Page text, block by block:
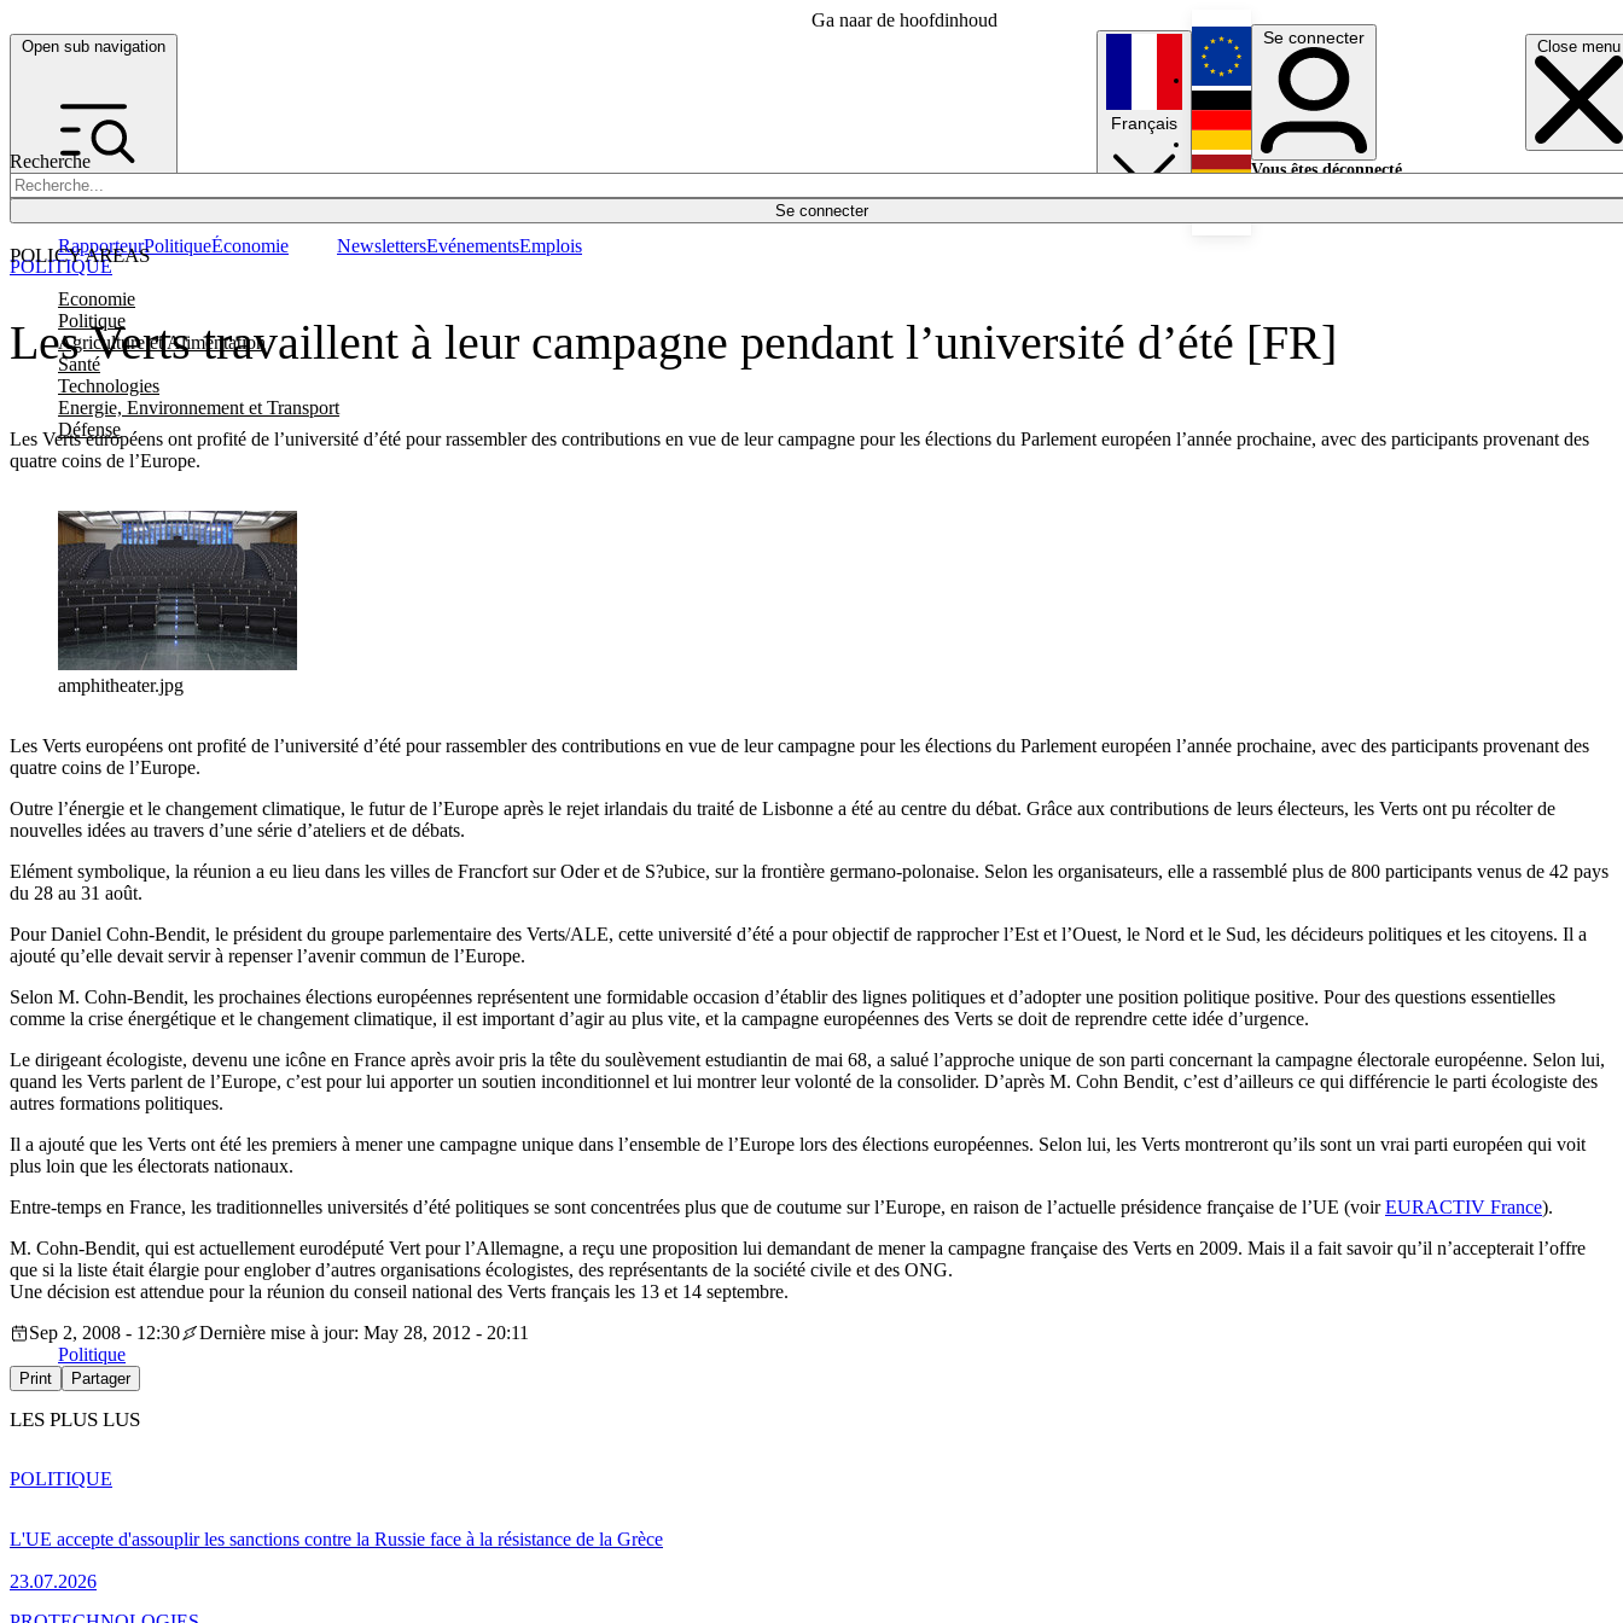
Ga naar de hoofdinhoud
Open sub navigation Close menu
Recherche
Se connecter
POLICY AREAS
Economie
Politique
Agriculture et Alimentation
Santé
Technologies
Energie, Environnement et Transport
Défense
RapporteurPolitiqueÉconomie NewslettersEvénementsEmplois
Français
English
Deutsch
Se connecter
Vous êtes déconnecté.
Les Verts travaillent à leur campagne pendant l’université d’été [FR]
Les Verts européens ont profité de l’université d’été pour rassembler des contributions en vue de leur campagne pour les élections du Parlement européen l’année prochaine, avec des participants provenant des
quatre coins de l’Europe.
POLITIQUE
amphitheater.jpg
Les Verts européens ont profité de l’université d’été pour rassembler des contributions en vue de leur campagne pour les élections du Parlement européen l’année prochaine, avec des participants provenant des
quatre coins de l’Europe.
Outre l’énergie et le changement climatique, le futur de l’Europe après le rejet irlandais du traité de Lisbonne a été au centre du débat. Grâce aux contributions de leurs électeurs, les Verts ont pu récolter de
nouvelles idées au travers d’une série d’ateliers et de débats.
Elément symbolique, la réunion a eu lieu dans les villes de Francfort sur Oder et de S?ubice, sur la frontière germano-polonaise. Selon les organisateurs, elle a rassemblé plus de 800 participants venus de 42 pays
du 28 au 31 août.
Pour Daniel Cohn-Bendit, le président du groupe parlementaire des Verts/ALE, cette université d’été a pour objectif de rapprocher l’Est et l’Ouest, le Nord et le Sud, les décideurs politiques et les citoyens. Il a
ajouté qu’elle devait servir à repenser l’avenir commun de l’Europe.
Selon M. Cohn-Bendit, les prochaines élections européennes représentent une formidable occasion d’établir des lignes politiques et d’adopter une position politique positive. Pour des questions essentielles
comme la crise énergétique et le changement climatique, il est important d’agir au plus vite, et la campagne européennes des Verts se doit de reprendre cette idée d’urgence.
Le dirigeant écologiste, devenu une icône en France après avoir pris la tête du soulèvement estudiantin de mai 68, a salué l’approche unique de son parti concernant la campagne électorale européenne. Selon lui,
quand les Verts parlent de l’Europe, c’est pour lui apporter un soutien inconditionnel et lui montrer leur volonté de la consolider. D’après M. Cohn Bendit, c’est d’ailleurs ce qui différencie le parti écologiste des
autres formations politiques.
Il a ajouté que les Verts ont été les premiers à mener une campagne unique dans l’ensemble de l’Europe lors des élections européennes. Selon lui, les Verts montreront qu’ils sont un vrai parti européen qui voit
plus loin que les électorats nationaux.
Entre-temps en France, les traditionnelles universités d’été politiques se sont concentrées plus que de coutume sur l’Europe, en raison de l’actuelle présidence française de l’UE (voirEURACTIV France).
M. Cohn-Bendit, qui est actuellement eurodéputé Vert pour l’Allemagne, a reçu une proposition lui demandant de mener la campagne française des Verts en 2009. Mais il a fait savoir qu’il n’accepterait l’offre
que si la liste était élargie pour englober d’autres organisations écologistes, des représentants de la société civile et des ONG.
Une décision est attendue pour la réunion du conseil national des Verts français les 13 et 14 septembre.
Sep 2, 2008 - 12:30
Dernière mise à jour: May 28, 2012 - 20:11
Politique
Print Partager
LES PLUS LUS
L'UE accepte d'assouplir les sanctions contre la Russie face à la résistance de la Grèce
23.07.2026
POLITIQUE